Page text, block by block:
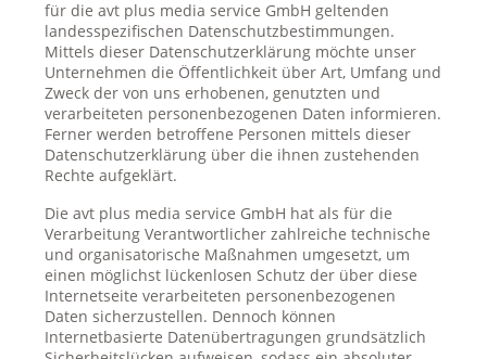
für die avt plus media service GmbH geltenden
landesspezifischen Datenschutzbestimmungen.
Mittels dieser Datenschutzerklärung möchte unser
Unternehmen die Öffentlichkeit über Art, Umfang und
Zweck der von uns erhobenen, genutzten und
verarbeiteten personenbezogenen Daten informieren.
Ferner werden betroffene Personen mittels dieser
Datenschutzerklärung über die ihnen zustehenden
Rechte aufgeklärt.
Die avt plus media service GmbH hat als für die
Verarbeitung Verantwortlicher zahlreiche technische
und organisatorische Maßnahmen umgesetzt, um
einen möglichst lückenlosen Schutz der über diese
Internetseite verarbeiteten personenbezogenen
Daten sicherzustellen. Dennoch können
Internetbasierte Datenübertragungen grundsätzlich